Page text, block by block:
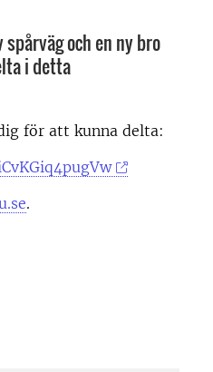
och en ny bro
i detta
för att kunna delta:
.